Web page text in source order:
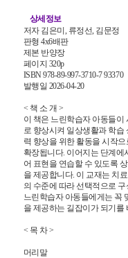
상세정보
저자 김은미, 류정선, 김문정
판형 4x6배판
제본 반양장
페이지 320p
ISBN 978-89-997-3710-7 93370
발행일 2026-04-20
< 책 소 개 >
이 책은 느린학습자 아동들이
로 향상시켜 일상생활과 학습
력 향상을 위한 활동을 시작
확장됩니다. 이어지는 단계에
어 표현을 연습할 수 있도록
을 제공합니다. 이 교재는 치
의 수준에 따라 선택적으로
느린학습자 아동들에게는 꼭
을 제공하는 길잡이가 되기를
< 목 차 >
머리말